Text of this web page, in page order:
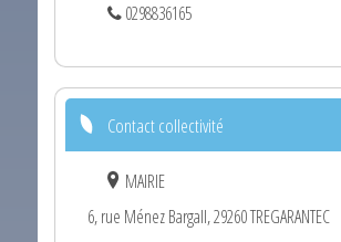
0298836165
Contact collectivité
MAIRIE
6, rue Ménez Bargall, 29260 TREGARANTEC